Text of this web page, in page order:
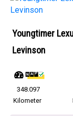
Youngtimer
Levinson
348.097
Kilometer